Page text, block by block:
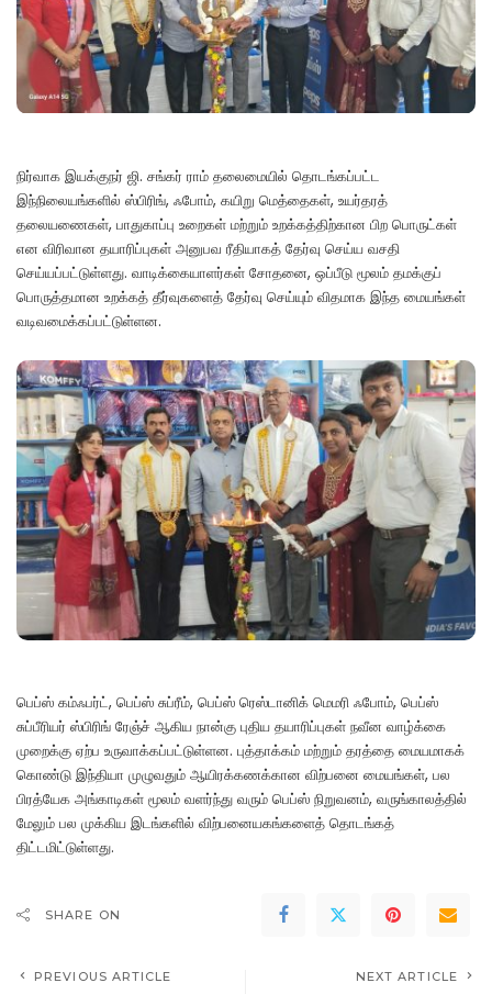
நிர்வாக இயக்குநர் ஜி. சங்கர் ராம் தலைமையில் தொடங்கப்பட்ட
இந்நிலையங்களில் ஸ்பிரிங், ஃபோம், கயிறு மெத்தைகள், உயர்தரத்
தலையணைகள், பாதுகாப்பு உறைகள் மற்றும் உறக்கத்திற்கான பிற பொருட்கள்
என விரிவான தயாரிப்புகள் அனுபவ ரீதியாகத் தேர்வு செய்ய வசதி
செய்யப்பட்டுள்ளது. வாடிக்கையாளர்கள் சோதனை, ஒப்பீடு மூலம் தமக்குப்
பொருத்தமான உறக்கத் தீர்வுகளைத் தேர்வு செய்யும் விதமாக இந்த மையங்கள்
வடிவமைக்கப்பட்டுள்ளன.
பெப்ஸ் கம்ஃபர்ட், பெப்ஸ் சுப்ரீம், பெப்ஸ் ரெஸ்டானிக் மெமரி ஃபோம், பெப்ஸ்
சுப்பீரியர் ஸ்பிரிங் ரேஞ்ச் ஆகிய நான்கு புதிய தயாரிப்புகள் நவீன வாழ்க்கை
முறைக்கு ஏற்ப உருவாக்கப்பட்டுள்ளன. புத்தாக்கம் மற்றும் தரத்தை மையமாகக்
கொண்டு இந்தியா முழுவதும் ஆயிரக்கணக்கான விற்பனை மையங்கள், பல
பிரத்யேக அங்காடிகள் மூலம் வளர்ந்து வரும் பெப்ஸ் நிறுவனம், வருங்காலத்தில்
மேலும் பல முக்கிய இடங்களில் விற்பனையகங்களைத் தொடங்கத்
திட்டமிட்டுள்ளது.
SHARE ON
PREVIOUS ARTICLE NEXT ARTICLE